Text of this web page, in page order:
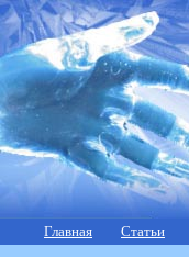
Главная Статьи